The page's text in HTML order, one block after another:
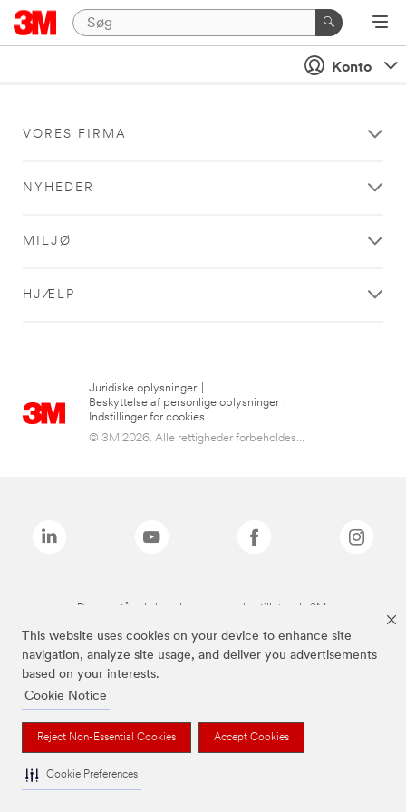
This website uses cookies on your device to enhance site
navigation, analyze site usage, and deliver you advertisements
based on your interests.
Cookie Notice
Reject Non-Essential Cookies Accept Cookies
Cookie Preferences
Konto
VORES FIRMA
NYHEDER
MILJØ
HJÆLP
Juridiske oplysninger
Beskyttelse af personlige oplysninger
Indstillinger for cookies
© 3M 2026. Alle rettigheder forbeholdes...
De ovenstående brands er varemærker tilhørende 3M.